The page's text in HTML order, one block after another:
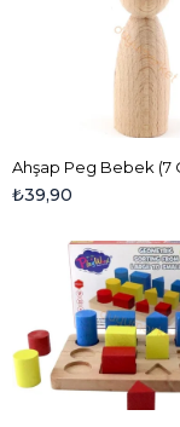
Ahşap Peg Bebek (7
₺39,90